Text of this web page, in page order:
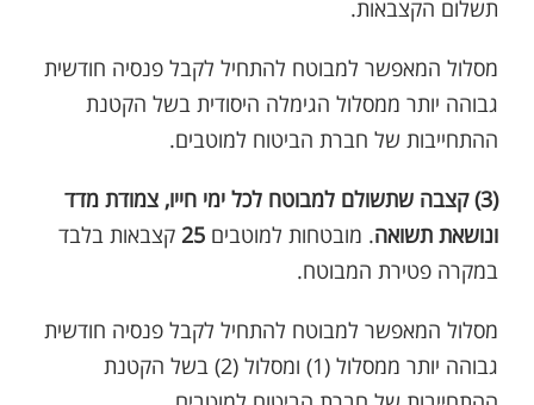
תשלום הקצבאות.
מסלול המאפשר למבוטח להתחיל לקבל פנסיה חודשית
גבוהה יותר ממסלול הגימלה היסודית בשל הקטנת
ההתחייבות של חברת הביטוח למוטבים.
(3) קצבה שתשולם למבוטח לכל ימי חייו, צמודת מדד
ונושאת תשואה. מובטחות למוטבים 25 קצבאות בלבד
במקרה פטירת המבוטח.
מסלול המאפשר למבוטח להתחיל לקבל פנסיה חודשית
גבוהה יותר ממסלול (1) ומסלול (2) בשל הקטנת